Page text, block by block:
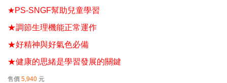
★PS-SNGF幫助兒童學習
★調節生理機能正常運作
★好精神與好氣色必備
★健康的思緒是學習發展的關鍵
售價 5,940 元